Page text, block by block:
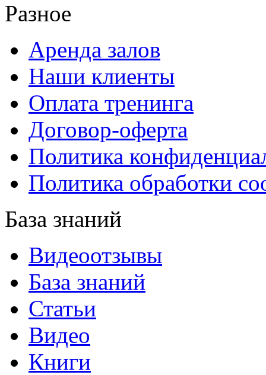
Разное
Аренда залов
Наши клиенты
Оплата тренинга
Договор-оферта
Политика
Политика обработки
База знаний
Видеоотзывы
База знаний
Статьи
Видео
Книги